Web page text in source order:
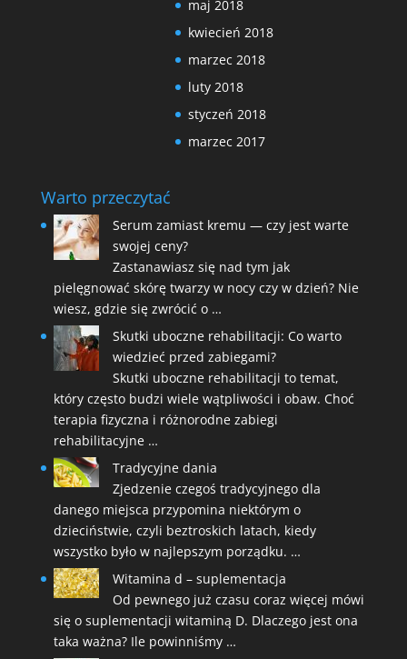
maj 2018
kwiecień 2018
marzec 2018
luty 2018
styczeń 2018
marzec 2017
Warto przeczytać
Serum zamiast kremu — czy jest warte
swojej ceny?
Zastanawiasz się nad tym jak
pielęgnować skórę twarzy w nocy czy w dzień? Nie
wiesz, gdzie się zwrócić o …
Skutki uboczne rehabilitacji: Co warto
wiedzieć przed zabiegami?
Skutki uboczne rehabilitacji to temat,
który często budzi wiele wątpliwości i obaw. Choć
terapia fizyczna i różnorodne zabiegi
rehabilitacyjne …
Tradycyjne dania
Zjedzenie czegoś tradycyjnego dla
danego miejsca przypomina niektórym o
dzieciństwie, czyli beztroskich latach, kiedy
wszystko było w najlepszym porządku. …
Witamina d – suplementacja
Od pewnego już czasu coraz więcej mówi
się o suplementacji witaminą D. Dlaczego jest ona
taka ważna? Ile powinniśmy …